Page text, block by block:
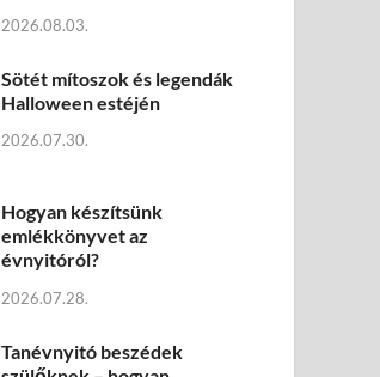
2026.08.03.
Sötét mítoszok és legendák
Halloween estéjén
2026.07.30.
Hogyan készítsünk
emlékkönyvet az
évnyitóról?
2026.07.28.
Tanévnyitó beszédek